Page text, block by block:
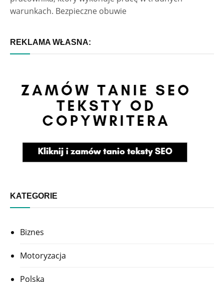
warunkach. Bezpieczne obuwie
REKLAMA WŁASNA:
KATEGORIE
Biznes
Motoryzacja
Polska